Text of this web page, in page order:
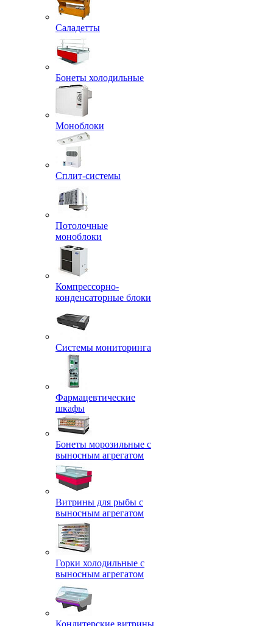
Саладетты
Бонеты холодильные
Моноблоки
Сплит-системы
Потолочные
моноблоки
Компрессорно-
конденсаторные блоки
Системы мониторинга
Фармацевтические
шкафы
Бонеты морозильные с
выносным агрегатом
Витрины для рыбы с
выносным агрегатом
Горки холодильные с
выносным агрегатом
Кондитерские витрины